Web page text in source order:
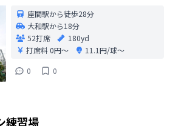
座間駅から徒歩28分
大和駅から18分
52打席
180yd
打席料0円〜
11.1円/球〜
0
0
練習場